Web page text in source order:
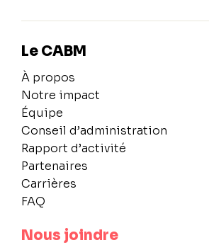
Le CABM
À propos
Notre impact
Équipe
Conseil d’administration
Rapport d’activité
Partenaires
Carrières
FAQ
Nous joindre